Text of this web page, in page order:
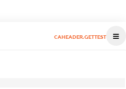
CAHEADER.GETTEST